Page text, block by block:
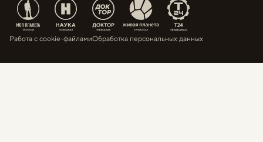
Работа с cookie-файламиОбработка персональных данных